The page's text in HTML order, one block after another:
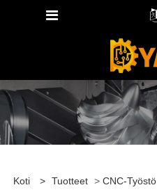
Koti > Tuotteet > CNC-Työstö